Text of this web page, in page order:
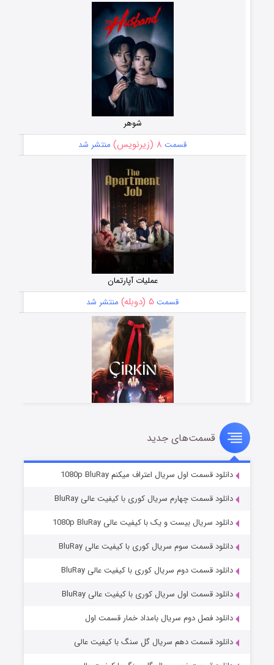
شوهر
قسمت ۸ (زیرنویس) منتشر شد
عملیات آپارتمان
قسمت ۵ (دوبله) منتشر شد
سریال زشت
قسمت۲ (زیرنویس) منتشر شد
مردگان متحرک: شهر مرده ۳
قسمت۲ (زیرنویس) منتشر شد
قسمت‌های جدید
دانلود قسمت اول سریال اعتراف میکنم 1080p BluRay
دانلود قسمت چهارم سریال کوری با کیفیت عالی BluRay
دانلود سریال بیست و یک با کیفیت عالی 1080p BluRay
دانلود قسمت سوم سریال کوری با کیفیت عالی BluRay
دانلود قسمت دوم سریال کوری با کیفیت عالی BluRay
دانلود قسمت اول سریال کوری با کیفیت عالی BluRay
دانلود فصل دوم سریال بامداد خمار قسمت اول
دانلود قسمت دهم سریال گل سنگ با کیفیت عالی